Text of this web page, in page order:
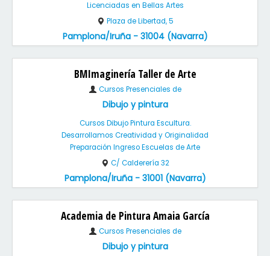
Licenciadas en Bellas Artes
Plaza de Libertad, 5
Pamplona/Iruña - 31004 (Navarra)
BMImaginería Taller de Arte
Cursos Presenciales de
Dibujo y pintura
Cursos Dibujo Pintura Escultura.
Desarrollamos Creatividad y Originalidad
Preparación Ingreso Escuelas de Arte
C/ Calderería 32
Pamplona/Iruña - 31001 (Navarra)
Academia de Pintura Amaia García
Cursos Presenciales de
Dibujo y pintura